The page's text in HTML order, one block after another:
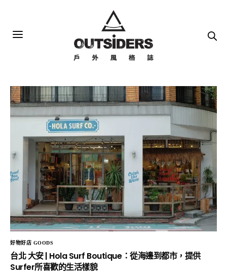
好物好店 GOODS
台北 大安 | Hola Surf Boutique：從海邊到都市，提供
Surfer所喜歡的生活樣貌